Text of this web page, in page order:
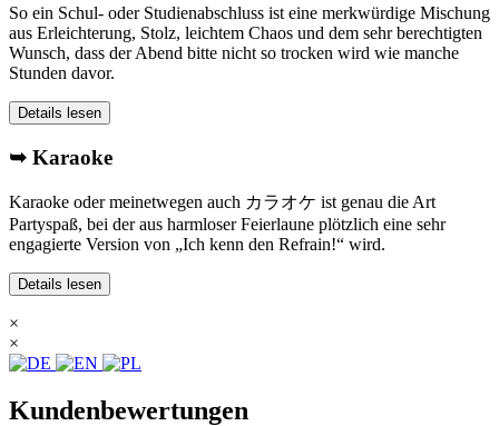
So ein Schul- oder Studienabschluss ist eine merkwürdige Mischung
aus Erleichterung, Stolz, leichtem Chaos und dem sehr berechtigten
Wunsch, dass der Abend bitte nicht so trocken wird wie manche
Stunden davor.
Details lesen
➥ Karaoke
Karaoke oder meinetwegen auch カラオケ ist genau die Art
Partyspaß, bei der aus harmloser Feierlaune plötzlich eine sehr
engagierte Version von „Ich kenn den Refrain!“ wird.
Details lesen
×
×
Kundenbewertungen